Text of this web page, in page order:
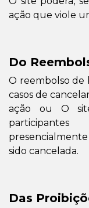
ação que viole
Do
O reembolso de
casos de
ação ou O
sido cancelada.
Das